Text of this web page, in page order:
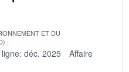
ET DU
déc. 2025
Affaire